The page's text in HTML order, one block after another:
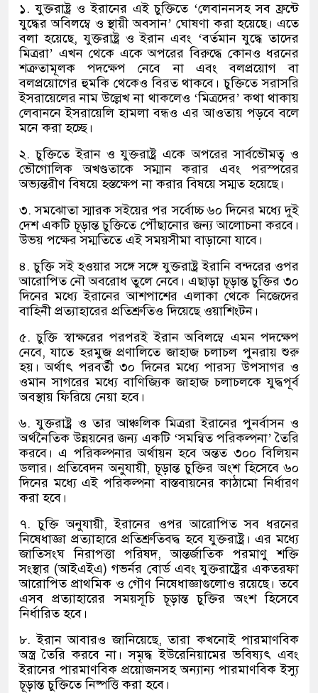
১.যুক্তরাষ্ট্র ও ইরানের এই চুক্তিতে‘লেবাননসহ সব ফ্রন্টে
যুদ্ধের অবিলম্বে ও স্থায়ী অবসান’ ঘোষণা করা হয়েছে। এতে
বলা হয়েছে,যুক্তরাষ্ট্র ও ইরান এবং ‘বর্তমান যুদ্ধে তাদের
মিত্ররা’ এখন থেকে একে অপরের বিরুদ্ধে কোনও ধরনের
শত্রুতামূলক পদক্ষেপ নেবে না এবং বলপ্রয়োগ বা
বলপ্রয়োগের হুমকি থেকেও বিরত থাকবে। চুক্তিতে সরাসরি
ইসরায়েলের নাম উল্লেখ না থাকলেও ‘মিত্রদের’কথা থাকায়
লেবাননে ইসরায়েলি হামলা বন্ধও এর আওতায় পড়বে বলে
মনে করা হচ্ছে।
২.চুক্তিতে ইরান ও যুক্তরাষ্ট্র একে অপরের সার্বভৌমত্ব ও
ভৌগোলিক অখণ্ডতাকে সম্মান করার এবং পরস্পরের
অভ্যন্তরীণ বিষয়ে হস্তক্ষেপ না করার বিষয়ে সম্মত হয়েছে।
৩.সমঝোতা স্মারক সইয়ের পর সর্বোচ্চ ৬০ দিনের মধ্যে দুই
দেশ একটি চূড়ান্ত চুক্তিতে পৌঁছানোর জন্য আলোচনা করবে।
উভয় পক্ষের সম্মতিতে এই সময়সীমা বাড়ানো যাবে।
৪.চুক্তি সই হওয়ার সঙ্গে সঙ্গে যুক্তরাষ্ট্র ইরানি বন্দরের ওপর
আরোপিত নৌ অবরোধ তুলে নেবে। এছাড়া চূড়ান্ত চুক্তির ৩০
দিনের মধ্যে ইরানের আশপাশের এলাকা থেকে নিজেদের
বাহিনী প্রত্যাহারের প্রতিশ্রুতিও দিয়েছে ওয়াশিংটন।
৫.চুক্তি স্বাক্ষরের পরপরই ইরান অবিলম্বে এমন পদক্ষেপ
নেবে,যাতে হরমুজ প্রণালিতে জাহাজ চলাচল পুনরায় শুরু
হয়। অর্থাৎ পরবর্তী ৩০ দিনের মধ্যে পারস্য উপসাগর ও
ওমান সাগরের মধ্যে বাণিজ্যিক জাহাজ চলাচলকে যুদ্ধপূর্ব
অবস্থায় ফিরিয়ে নেয়া হবে।
৬.যুক্তরাষ্ট্র ও তার আঞ্চলিক মিত্ররা ইরানের পুনর্বাসন ও
অর্থনৈতিক উন্নয়নের জন্য একটি‘সমন্বিত পরিকল্পনা’তৈরি
করবে। এ পরিকল্পনার অর্থায়ন হবে অন্তত ৩০০ বিলিয়ন
ডলার। প্রতিবেদন অনুযায়ী,চূড়ান্ত চুক্তির অংশ হিসেবে ৬০
দিনের মধ্যে এই পরিকল্পনা বাস্তবায়নের কাঠামো নির্ধারণ
করা হবে।
৭.চুক্তি অনুযায়ী,ইরানের ওপর আরোপিত সব ধরনের
নিষেধাজ্ঞা প্রত্যাহারে প্রতিশ্রুতিবদ্ধ হবে যুক্তরাষ্ট্র। এর মধ্যে
জাতিসংঘ নিরাপত্তা পরিষদ,আন্তর্জাতিক পরমাণু শক্তি
সংস্থার (আইএইএ)গভর্নর বোর্ড এবং যুক্তরাষ্ট্রের একতরফা
আরোপিত প্রাথমিক ও গৌণ নিষেধাজ্ঞাগুলোও রয়েছে। তবে
এসব প্রত্যাহারের সময়সূচি চূড়ান্ত চুক্তির অংশ হিসেবে
নির্ধারিত হবে।
৮.ইরান আবারও জানিয়েছে,তারা কখনোই পারমাণবিক
অস্ত্র তৈরি করবে না। সমৃদ্ধ ইউরেনিয়ামের ভবিষ্যৎ এবং
ইরানের পারমাণবিক প্রয়োজনসহ অন্যান্য পারমাণবিক ইস্যু
চূড়ান্ত চুক্তিতে নিষ্পত্তি করা হবে।